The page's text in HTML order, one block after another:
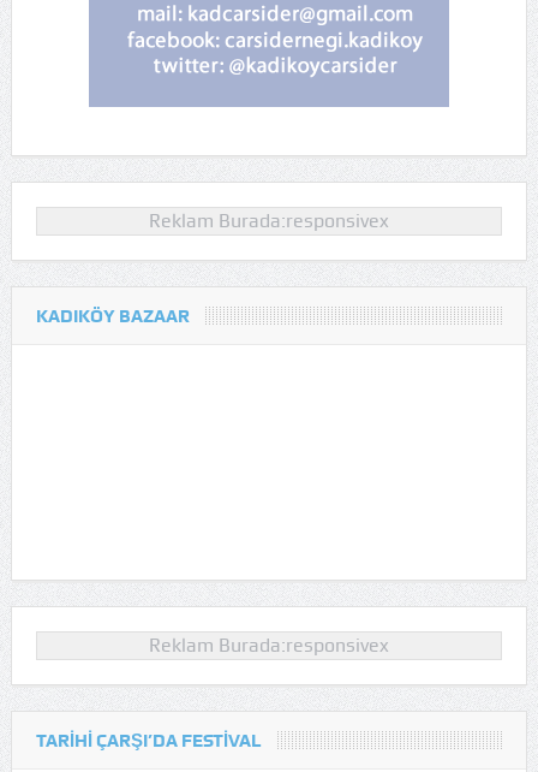
Reklam Burada:responsivex
KADIKÖY BAZAAR
Reklam Burada:responsivex
TARIHI ÇARŞI’DA FESTIVAL